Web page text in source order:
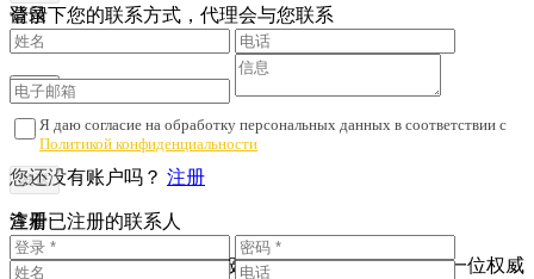
请留下您的联系方式，代理会与您联系
Я даю согласие на обработку персональных данных в соответствии с
Политикой конфиденциальности
登录
您还没有账户吗？ 注册
注册
查看已注册的联系人
为了避免财产诈骗与劣质服务，我们会核对您是否与一位权威